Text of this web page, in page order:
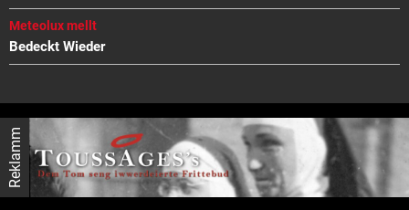
Meteolux mellt
Bedeckt Wieder
Reklamm